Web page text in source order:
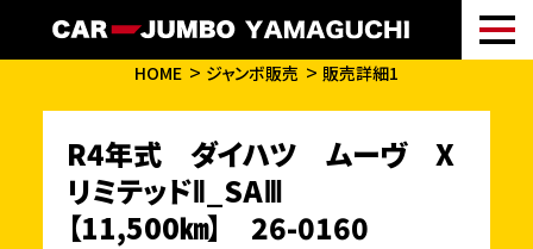
HOME ジャンボ販売 販売詳細1
R4年式 ダイハツ ムーヴ X
リミテッドⅡ_SAⅢ
【11,500㎞】 26-0160